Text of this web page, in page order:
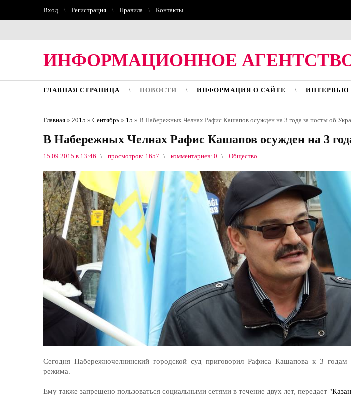
Вход Регистрация Правила Контакты
ИНФОРМАЦИОННОЕ
ГЛАВНАЯ СТРАНИЦА НОВОСТИ ИНФОРМАЦИЯ О САЙТЕ ИНТЕРВЬЮ
Главная » 2015 » Сентябрь » 15 » В Набережных Челнах Рафис Кашапов осужден на 3 года за посты об
В Набережных Челнах Рафис Кашапов осужден на 3
15.09.2015 в 13:46 просмотров: 1657 комментариев: 0 Общество
Сегодня Набережночелнинский городской суд приговорил Рафиса Кашапова к 3
режима.
Ему также запрещено пользоваться социальными сетями в течение двух лет, передает "